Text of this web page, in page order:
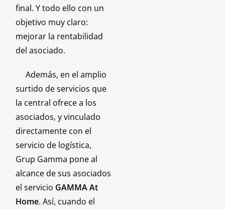
final. Y todo ello con un
objetivo muy claro:
mejorar la rentabilidad
del asociado.
Además, en el amplio
surtido de servicios que
la central ofrece a los
asociados, y vinculado
directamente con el
servicio de logística,
Grup Gamma pone al
alcance de sus asociados
el servicio GAMMA At
Home. Así, cuando el